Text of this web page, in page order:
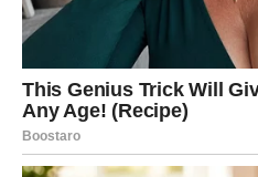
bude izvor brige i postaje alat
Unutrašnja